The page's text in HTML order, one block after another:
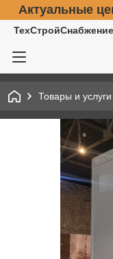
Актуальные
Товары и услуги